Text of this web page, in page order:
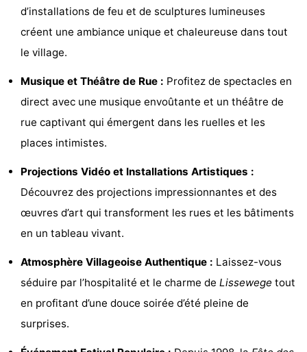
Terrains
jeux
Aires
jeux
intérieures
Bowling
Parcours
golf
Centres
bien-
être
Villages
villes
Nature
Sports
Équitation
d’installations de feu et de sculptures lumineuses
créent une ambiance unique et chaleureuse dans tout
le village.
Musique et Théâtre de Rue : Profitez de spectacles en
direct avec une musique envoûtante et un théâtre de
rue captivant qui émergent dans les ruelles et les
places intimistes.
Projections Vidéo et Installations Artistiques :
Découvrez des projections impressionnantes et des
œuvres d’art qui transforment les rues et les bâtiments
en un tableau vivant.
Atmosphère Villageoise Authentique : Laissez-vous
séduire par l’hospitalité et le charme de Lissewege tout
en profitant d’une douce soirée d’été pleine de
surprises.